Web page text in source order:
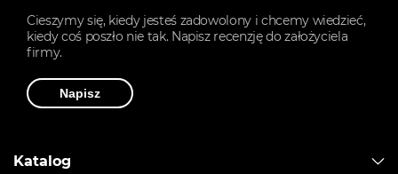
Cieszymy się, kiedy jesteś zadowolony i chcemy wiedzieć,
kiedy coś poszło nie tak. Napisz recenzję do założyciela
firmy.
Napisz
Katalog